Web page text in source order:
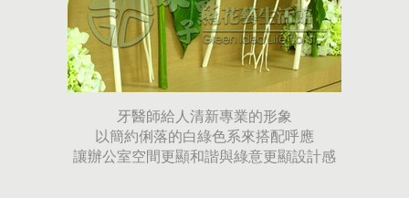
牙醫師給人清新專業的形象
以簡約俐落的白綠色系來搭配呼應
讓辦公室空間更顯和諧與綠意更顯設計感